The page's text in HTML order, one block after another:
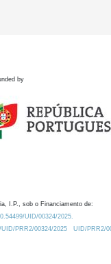
by
I.P., sob o Financiamento de:
UID/00324/2025.
PRR2/00324/2025
UID/PRR2/